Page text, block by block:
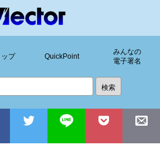
プ QuickPoint
みんなの
電子署名